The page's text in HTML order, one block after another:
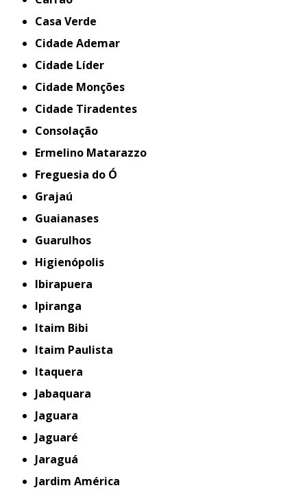
Casa Verde
Cidade Ademar
Cidade Líder
Cidade Monções
Cidade Tiradentes
Consolação
Ermelino Matarazzo
Freguesia do Ó
Grajaú
Guaianases
Guarulhos
Higienópolis
Ibirapuera
Ipiranga
Itaim Bibi
Itaim Paulista
Itaquera
Jabaquara
Jaguara
Jaguaré
Jaraguá
Jardim América